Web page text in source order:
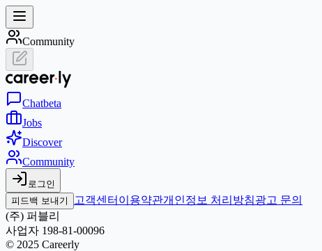
Community
Chatbeta
Jobs
Discover
Community
로그인
피드백 보내기
고객센터 이용약관개인정보 처리방침광고 문의
(주) 퍼블리
사업자 198-81-00096
© 2025 Careerly